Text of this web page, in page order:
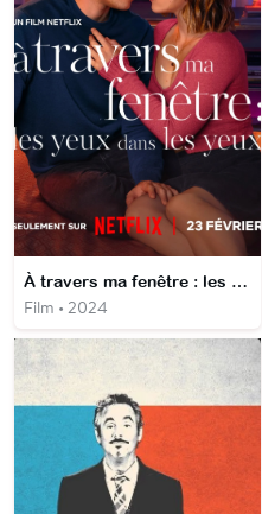
À travers ma fenêtre : les yeux dans les yeux
Film • 2024